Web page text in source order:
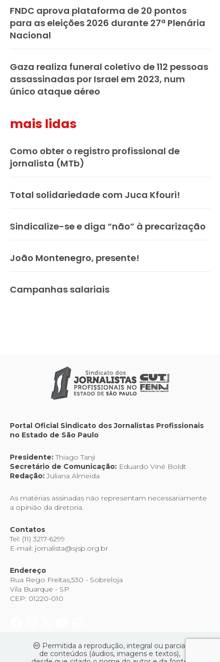
FNDC aprova plataforma de 20 pontos
para as eleições 2026 durante 27ª Plenária
Nacional
Gaza realiza funeral coletivo de 112 pessoas
assassinadas por Israel em 2023, num
único ataque aéreo
mais lidas
Como obter o registro profissional de
jornalista (MTb)
Total solidariedade com Juca Kfouri!
Sindicalize-se e diga “não” à precarização
João Montenegro, presente!
Campanhas salariais
Portal Oficial Sindicato dos Jornalistas Profissionais
no Estado de São Paulo
Presidente:Thiago Tanji
Secretário de Comunicação: Eduardo Viné Boldt
Redação:Juliana Almeida
As matérias assinadas não representam necessariamente
a opinião da diretoria.
Contatos
Tel: (11) 3217-6299
E-mail: jornalista@sjsp.org.br
Endereço
Rua Rego Freitas,530 - Sobreloja
Vila Buarque - SP
CEP: 01220-010
Permitida a reprodução, integral ou parcial
de conteúdos (áudios, imagens e textos),